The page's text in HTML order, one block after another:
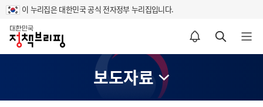
이 누리집은 대한민국 공식 전자정부 누리집입니다.
홈
알림설정 바로가기 검색 바로가기 메뉴 열기
보도자료